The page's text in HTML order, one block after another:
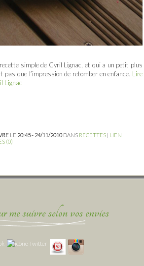
simple de Cyril Lignac, et qui a un petit plus
pas que l’impression de retomber en enfance. Lire
Lignac
LE 20:45 - 24/11/2010DANS RECETTES
LIEN
(0)
suivre selon vos envies